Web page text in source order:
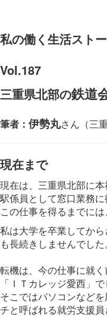
私の働く生活スト
Vol.187
三重県北部の鉄道
筆者： 伊勢丸さん（三重
現在まで
現在は、三重県北部に
駅係員として窓口業務に
この仕事を得るまでには
私は大学を卒業してか
も長続きしませんでした。
転機は、今の仕事に就
「ＩＴカレッジ愛西」で
そこではパソコンなど
チと呼ばれる就労支援